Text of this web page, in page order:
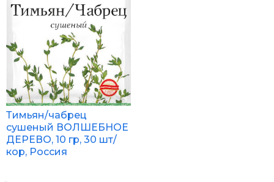
Тимьян/чабрец
сушеный ВОЛШЕБНОЕ
ДЕРЕВО, 10 гр, 30 шт/
кор, Россия